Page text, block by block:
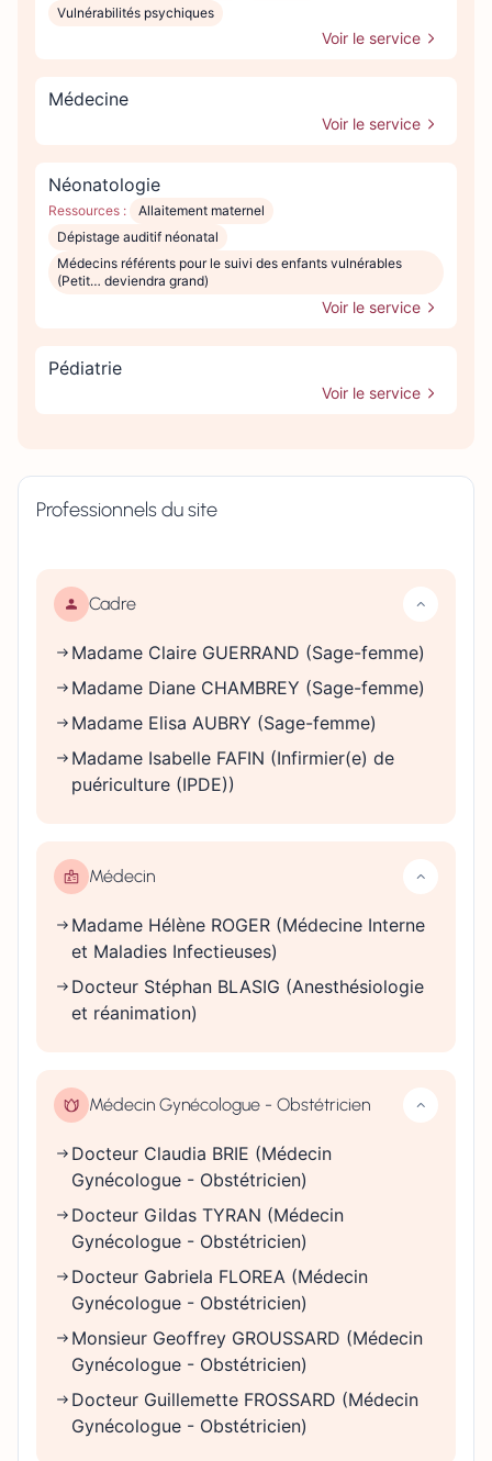
Vulnérabilités psychiques
Voir le service
Médecine
Voir le service
Néonatologie
Ressources :
Allaitement maternel
Dépistage auditif néonatal
Médecins référents pour le suivi des enfants vulnérables
(Petit… deviendra grand)
Voir le service
Pédiatrie
Voir le service
Professionnels du site
Cadre
Madame Claire GUERRAND (Sage-femme)
Madame Diane CHAMBREY (Sage-femme)
Madame Elisa AUBRY (Sage-femme)
Madame Isabelle FAFIN (Infirmier(e) de
puériculture (IPDE))
Médecin
Madame Hélène ROGER (Médecine Interne
et Maladies Infectieuses)
Docteur Stéphan BLASIG (Anesthésiologie
et réanimation)
Médecin Gynécologue - Obstétricien
Docteur Claudia BRIE (Médecin
Gynécologue - Obstétricien)
Docteur Gildas TYRAN (Médecin
Gynécologue - Obstétricien)
Docteur Gabriela FLOREA (Médecin
Gynécologue - Obstétricien)
Monsieur Geoffrey GROUSSARD (Médecin
Gynécologue - Obstétricien)
Docteur Guillemette FROSSARD (Médecin
Gynécologue - Obstétricien)